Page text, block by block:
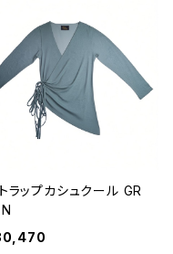
ラップカシュクール GR